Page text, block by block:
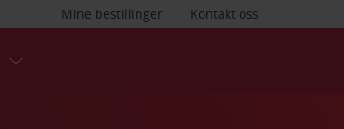
Kontakt oss
Mine bestillinger